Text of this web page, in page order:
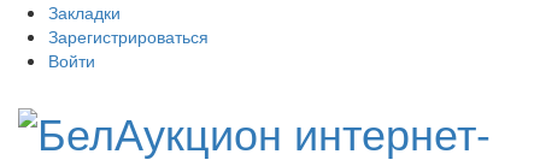
Закладки
Зарегистрироваться
Войти